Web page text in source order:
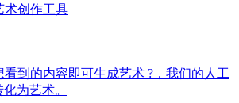
术创作工具
看到的内容即可生成艺术 ?，我们的人工
为艺术。